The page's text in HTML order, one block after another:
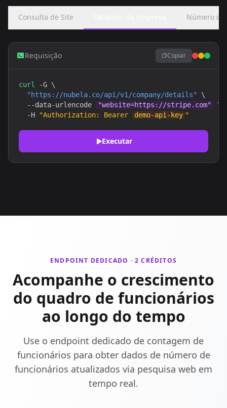
Consulta de Site Número
Requisição Copiar
curl
-G \
"https://nubela.co/api/v1/company/details" \
  --data-urlencode
"website=https://stripe.com"
\
  -H
"Authorization: Bearer demo-api-key "
Executar
ENDPOINT DEDICADO · 2 CRÉDITOS
Acompanhe o crescimento
do quadro de funcionários
ao longo do tempo
Use o endpoint dedicado de contagem de
funcionários para obter dados de número de
funcionários atualizados via pesquisa web em
tempo real.